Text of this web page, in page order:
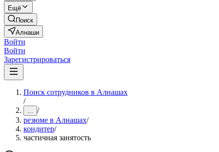
Ещё
Поиск
Алнаши
Войти
Войти
Зарегистрироваться
Поиск сотрудников в Алнашах
/
... /
резюме в Алнашах/
кондитер/
частичная занятость